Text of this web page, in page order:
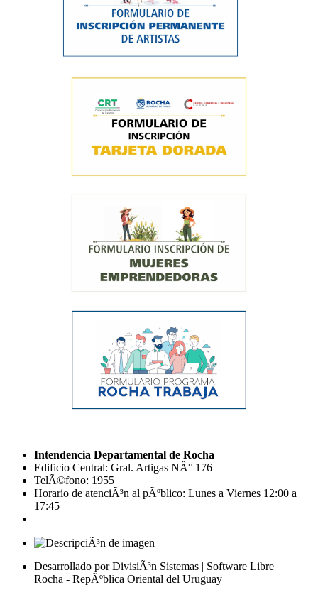
Intendencia Departamental de Rocha
Edificio Central: Gral. Artigas NÂ° 176
TelÃ©fono: 1955
Horario de atenciÃ³n al pÃºblico: Lunes a Viernes 12:00 a
17:45
Desarrollado por DivisiÃ³n Sistemas | Software Libre
Rocha - RepÃºblica Oriental del Uruguay